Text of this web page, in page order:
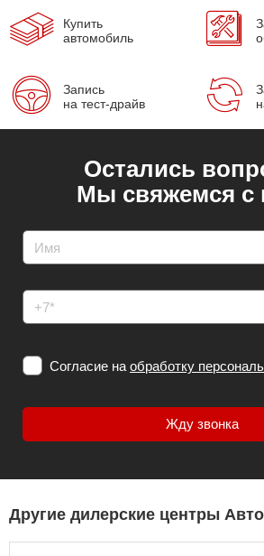
Купить
автомобиль
Запись
на тест-драйв
Остались
Мы свяжемся с
Согласие на обработку
Другие дилерские центры